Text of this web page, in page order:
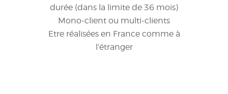
durée (dans la limite de 36 mois)
Mono-client ou multi-clients
Etre réalisées en France comme à
l’étranger